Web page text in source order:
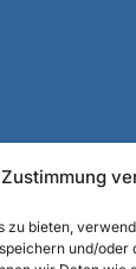
Zustimmung
zu bieten,
und/oder